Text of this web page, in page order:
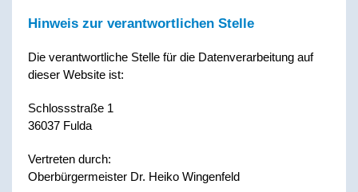
Hinweis zur verantwortlichen Stelle
Die verantwortliche Stelle für die Datenverarbeitung auf
dieser Website ist:
Schlossstraße 1
36037 Fulda
Vertreten durch:
Oberbürgermeister Dr. Heiko Wingenfeld